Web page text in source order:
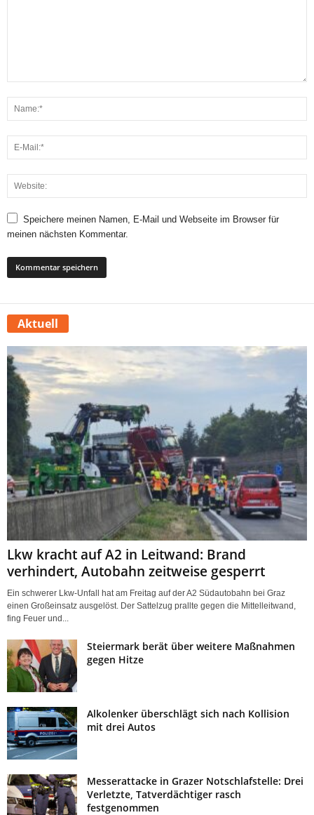
Speichere meinen Namen, E-Mail und Webseite im Browser für
meinen nächsten Kommentar.
Aktuell
Lkw kracht auf A2 in Leitwand: Brand
verhindert, Autobahn zeitweise gesperrt
Ein schwerer Lkw-Unfall hat am Freitag auf der A2 Südautobahn bei Graz
einen Großeinsatz ausgelöst. Der Sattelzug prallte gegen die Mittelleitwand,
fing Feuer und...
Steiermark berät über weitere Maßnahmen
gegen Hitze
Alkolenker überschlägt sich nach Kollision
mit drei Autos
Messerattacke in Grazer Notschlafstelle: Drei
Verletzte, Tatverdächtiger rasch
festgenommen